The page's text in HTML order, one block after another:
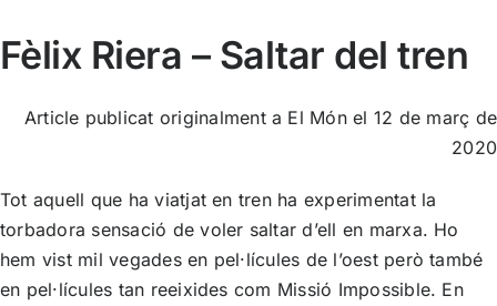
Fèlix Riera – Saltar del tren
Article publicat originalment a El Mónel 12 de març de
2020
Tot aquell que ha viatjat en tren ha experimentat la
torbadora sensació de voler saltar d’ell en marxa. Ho
hem vist mil vegades en pel·lícules de l’oest però també
en pel·lícules tan reeixides com Missió Impossible. En